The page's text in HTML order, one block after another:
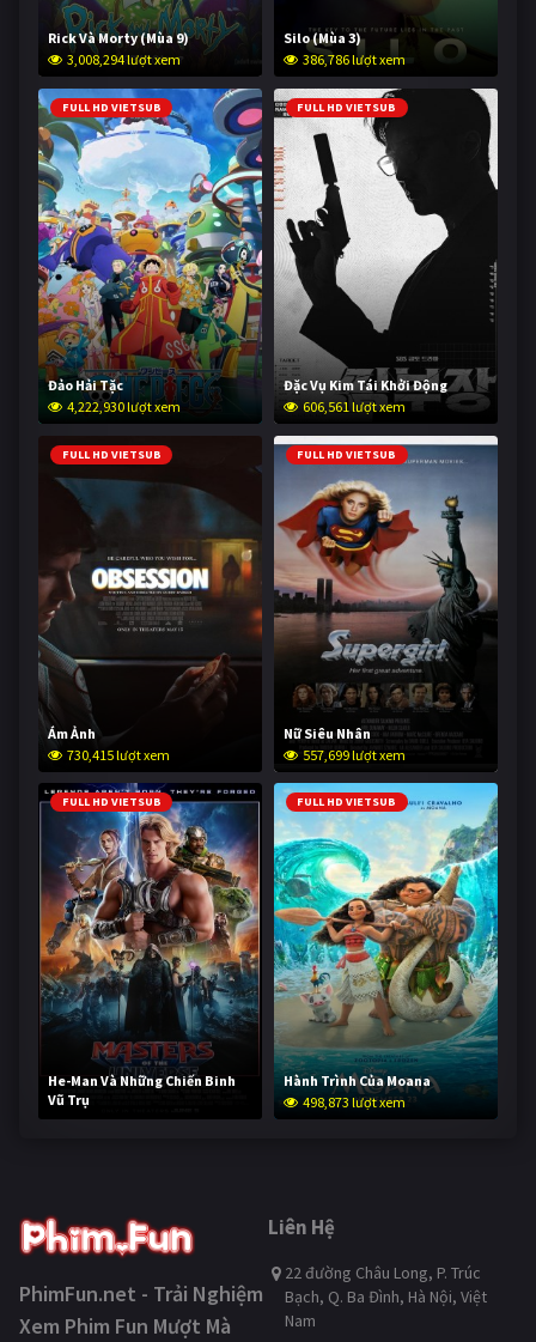
Rick Và Morty (Mùa 9)
3,008,294 lượt xem
Silo (Mùa 3)
386,786 lượt xem
FULL HD VIETSUB
Đảo Hải Tặc
4,222,930 lượt xem
FULL HD VIETSUB
Đặc Vụ Kim Tái Khởi Động
606,561 lượt xem
FULL HD VIETSUB
Ám Ảnh
730,415 lượt xem
FULL HD VIETSUB
Nữ Siêu Nhân
557,699 lượt xem
FULL HD VIETSUB
He-Man Và Những Chiến Binh
Vũ Trụ
248,312 lượt xem
FULL HD VIETSUB
Hành Trình Của Moana
498,873 lượt xem
PhimFun.net - Trải Nghiệm
Xem Phim Fun Mượt Mà
Liên Hệ
22 đường Châu Long, P. Trúc
Bạch, Q. Ba Đình, Hà Nội, Việt
Nam